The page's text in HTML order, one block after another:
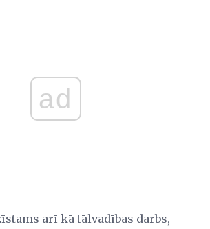
ad
arī kā tālvadības darbs,